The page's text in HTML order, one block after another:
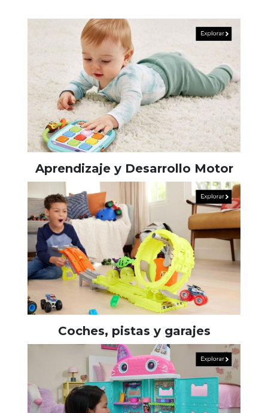
Aprendizaje y Desarrollo Motor
Coches, pistas y garajes